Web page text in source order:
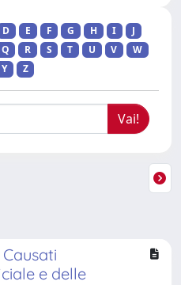
D E F G H I
J
Q R S T U V
W
Y Z
e delle